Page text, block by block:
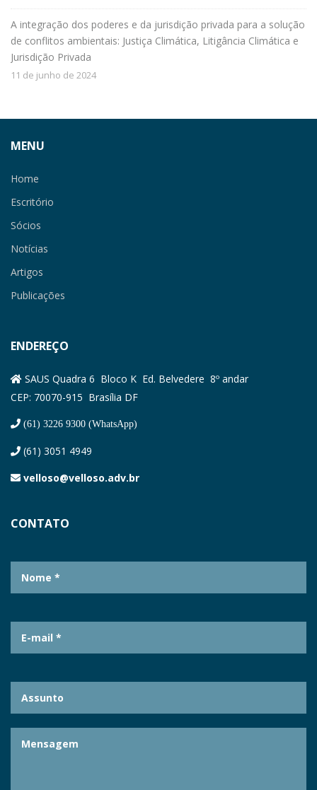
A integração dos poderes e da jurisdição privada para a solução
de conflitos ambientais: Justiça Climática, Litigância Climática e
Jurisdição Privada
11 de junho de 2024
MENU
Home
Escritório
Sócios
Notícias
Artigos
Publicações
ENDEREÇO
SAUS Quadra 6 Bloco K Ed. Belvedere 8º andar
CEP: 70070-915 Brasília DF
(61) 3226 9300 (WhatsApp)
(61) 3051 4949
velloso@velloso.adv.br
CONTATO